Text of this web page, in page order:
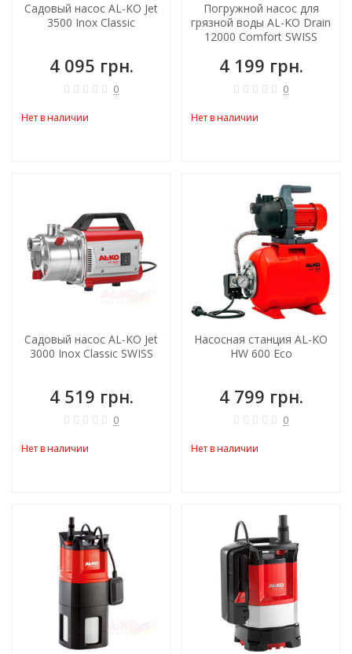
Садовый насос AL-KO Jet
3500 Inox Classic
4 095 грн.
0
Нет в наличии
Погружной насос для
грязной воды AL-KO Drain
12000 Comfort SWISS
4 199 грн.
0
Нет в наличии
Садовый насос AL-KO Jet
3000 Inox Classic SWISS
4 519 грн.
0
Нет в наличии
Насосная станция AL-KO
HW 600 Eco
4 799 грн.
0
Нет в наличии